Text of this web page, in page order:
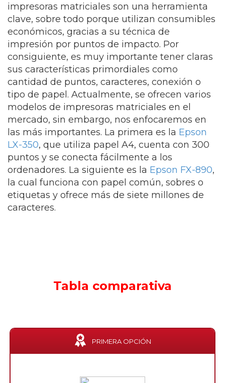
impresoras matriciales son una herramienta
clave, sobre todo porque utilizan consumibles
económicos, gracias a su técnica de
impresión por puntos de impacto. Por
consiguiente, es muy importante tener claras
sus características primordiales como
cantidad de puntos, caracteres, conexión o
tipo de papel. Actualmente, se ofrecen varios
modelos de impresoras matriciales en el
mercado, sin embargo, nos enfocaremos en
las más importantes. La primera es la Epson
LX-350, que utiliza papel A4, cuenta con 300
puntos y se conecta fácilmente a los
ordenadores. La siguiente es la Epson FX-890,
la cual funciona con papel común, sobres o
etiquetas y ofrece más de siete millones de
caracteres.
Tabla comparativa
PRIMERA OPCIÓN